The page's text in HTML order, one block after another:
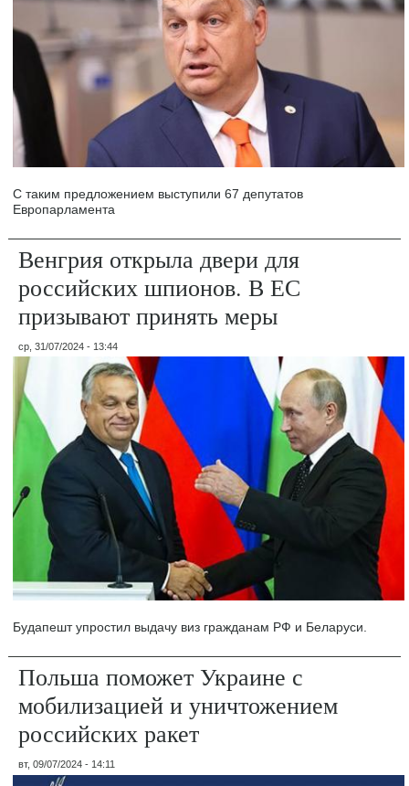
С таким предложением выступили 67 депутатов
Европарламента
Венгрия открыла двери для
российских шпионов. В ЕС
призывают принять меры
ср, 31/07/2024 - 13:44
Будапешт упростил выдачу виз гражданам РФ и Беларуси.
Польша поможет Украине с
мобилизацией и уничтожением
российских ракет
вт, 09/07/2024 - 14:11